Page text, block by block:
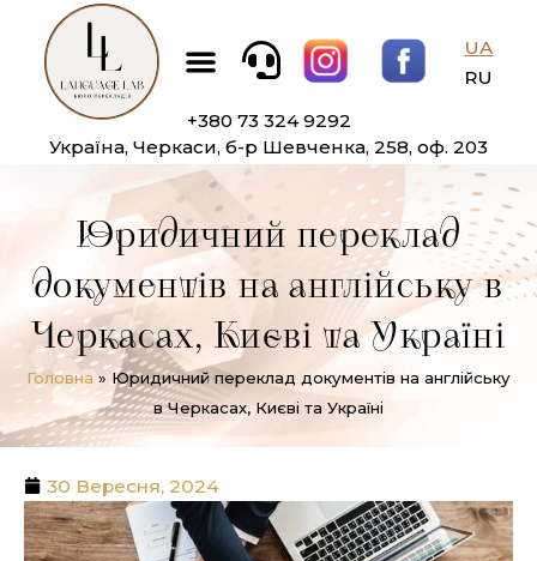
Перейти
вмісту
Меню
UA
RU
+380 73 324 9292
Україна, Черкаси, б-р Шевченка, 258, оф. 203
Юридичний переклад
документів на англійську в
Черкасах, Києві та Україні
Головна » Юридичний переклад документів на англійську
в Черкасах, Києві та Україні
30 Вересня, 2024